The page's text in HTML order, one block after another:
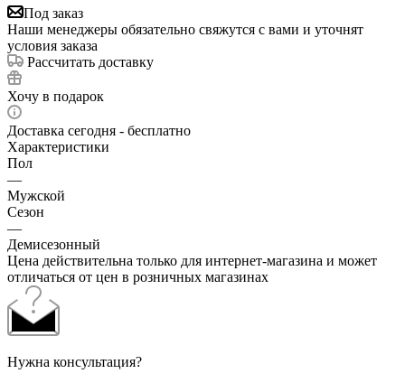
Под заказ
Наши менеджеры обязательно свяжутся с вами и уточнят
условия заказа
Рассчитать доставку
Хочу в подарок
Доставка сегодня - бесплатно
Характеристики
Пол
—
Мужской
Сезон
—
Демисезонный
Цена действительна только для интернет-магазина и может
отличаться от цен в розничных магазинах
Нужна консультация?